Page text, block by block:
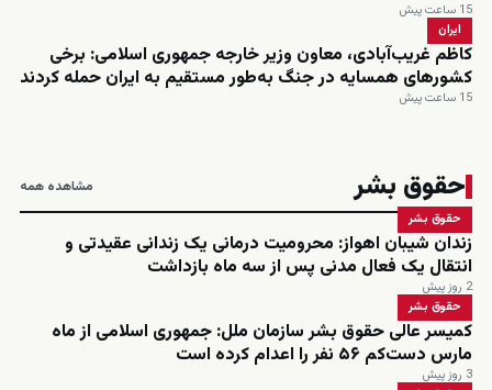
15 ساعت پیش
ایران
کاظم غریب‌آبادی، معاون وزیر خارجه جمهوری اسلامی: برخی
کشورهای همسایه در جنگ به‌طور مستقیم به ایران حمله کردند
15 ساعت پیش
حقوق بشر مشاهده همه
حقوق بشر
زندان شیبان اهواز: محرومیت درمانی یک زندانی عقیدتی و
انتقال یک فعال مدنی پس از سه ماه بازداشت
2 روز پیش
حقوق بشر
کمیسر عالی حقوق بشر سازمان ملل: جمهوری اسلامی از ماه
مارس دست‌کم ۵۶ نفر را اعدام کرده است
3 روز پیش